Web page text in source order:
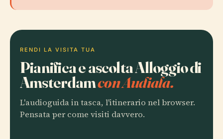
RENDI LA VISITA TUA
Pianifica e ascolta Alloggio di
Amsterdamcon Audiala.
L'audioguida in tasca, l'itinerario nel browser.
Pensata per come visiti davvero.